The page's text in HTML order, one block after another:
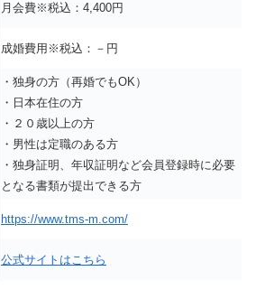
月会費※税込：4,400円
成婚費用※税込：－円
・独身の方（再婚でもOK）
・日本在住の方
・２０歳以上の方
・男性は定職のある方
・独身証明、年収証明など会員登録時に必要
となる書類が提出できる方
https://www.tms-m.com/
公式サイトはこちら